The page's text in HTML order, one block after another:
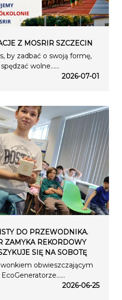
Z MOSRIR SZCZECIN
by zadbać o swoją formę,
wolne…...
2026-07-01
DO PRZEWODNIKA.
ZAMYKA REKORDOWY
SIĘ NA SOBOTĘ
obwieszczającym
2026-06-25